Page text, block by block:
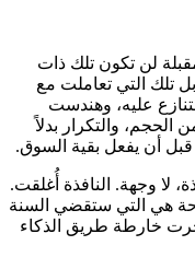
خلال الـ18 شهراً المقبلة لن تكون تلك ذات
تلك التي تعاملت مع
عليه، وهندست
الحجم، والتكرار بدلاً
أن يفعل بقية السوق.
لا وجهة. النافذة أُغلقت.
هي التي ستقضي السنة
خارطة طريق الذكاء